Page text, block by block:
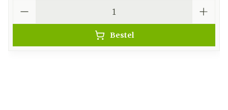
Bestel